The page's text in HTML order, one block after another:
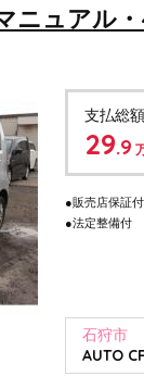
ュアル・
●販売店保証付
●法定整備付
支払総額
29.9
石狩市
AUTO